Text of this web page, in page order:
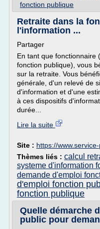
fonction publique
Retraite dans la
l'information ...
Partager
En tant que fonctionnaire
fonction publique), vous
sur la retraite. Vous
générale, d'un relevé de
d'information et d'une
à ces dispositifs
durée...
Lire la suite
Site : https://
Thèmes liés : calcul
systeme d'information
demande d'emploi
d'emploi fonction
fonction publique
Quelle démarche
public pour